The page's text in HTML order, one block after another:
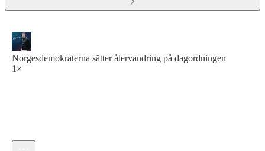
Norgesdemokraterna sätter återvandring på dagordningen
1×